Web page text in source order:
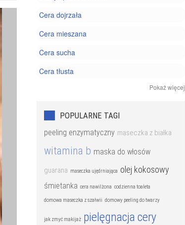
Cera dojrzała
Cera mieszana
Cera sucha
Cera tłusta
Kosmetyki pielęgnacyjne
Trądzik
Pokaż więcej
POPULARNE TAGI
peeling enzymatyczny maseczka z białka
witamina b maska do włosów
guarana maseczka ujędrniająca olej kokosowy
śmietanka cera nawilżona codzienna toaleta
domowa maseczka z szałwii domowy peeling do twarzy
jak zmyć makijaż pielęgnacja cery